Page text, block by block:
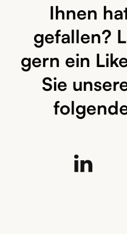
Ihnen
gefallen?
gern ein
Sie